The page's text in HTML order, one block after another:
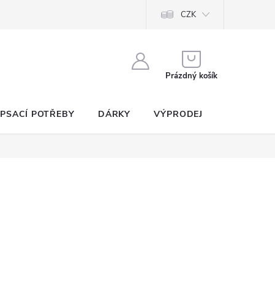
CZK
KOŠÍK
Prázdný košík
PSACÍ POTŘEBY DÁRKY VÝPRODEJ